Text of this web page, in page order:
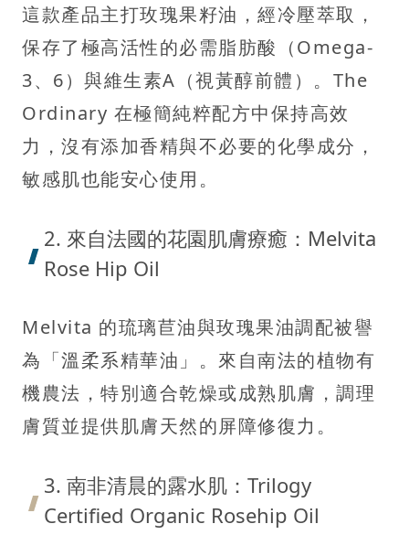
這款產品主打玫瑰果籽油，經冷壓萃取，
保存了極高活性的必需脂肪酸（Omega-
3、6）與維生素A（視黃醇前體）。The
Ordinary 在極簡純粹配方中保持高效
力，沒有添加香精與不必要的化學成分，
敏感肌也能安心使用。
2. 來自法國的花園肌膚療癒：Melvita
Rose Hip Oil
Melvita 的琉璃苣油與玫瑰果油調配被譽
為「溫柔系精華油」。來自南法的植物有
機農法，特別適合乾燥或成熟肌膚，調理
膚質並提供肌膚天然的屏障修復力。
3. 南非清晨的露水肌：Trilogy
Certified Organic Rosehip Oil